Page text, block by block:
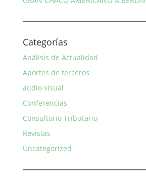
Categorías
Análisis de Actualidad
Aportes de terceros
audio visual
Conferencias
Consultorio Tributario
Revistas
Uncategorized